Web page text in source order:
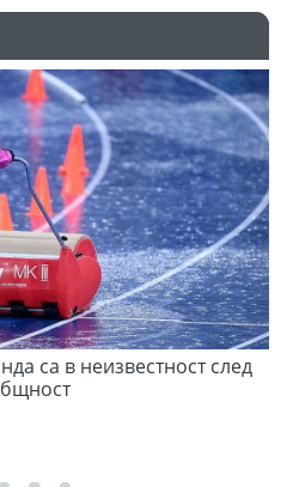
са в неизвестност след